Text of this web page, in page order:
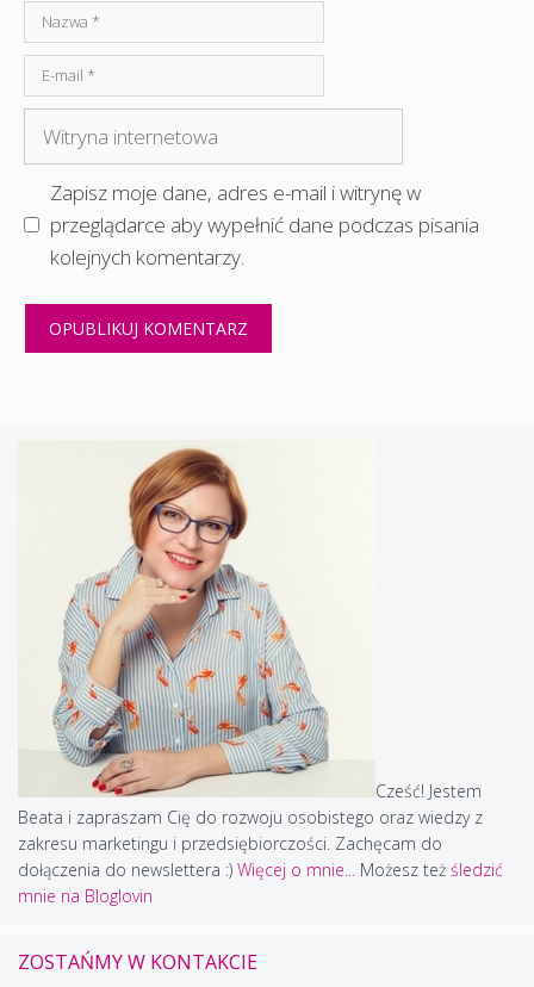
Nazwa
mail
internetowa
Zapisz moje dane, adres e-mail i witrynę w
przeglądarce aby wypełnić dane podczas pisania
kolejnych komentarzy.
Cześć! Jestem
Beata i zapraszam Cię do rozwoju osobistego oraz wiedzy z
zakresu marketingu i przedsiębiorczości. Zachęcam do
dołączenia do newslettera :) Więcej o mnie... Możesz też śledzić
mnie na Bloglovin
ZOSTAŃMY W KONTAKCIE